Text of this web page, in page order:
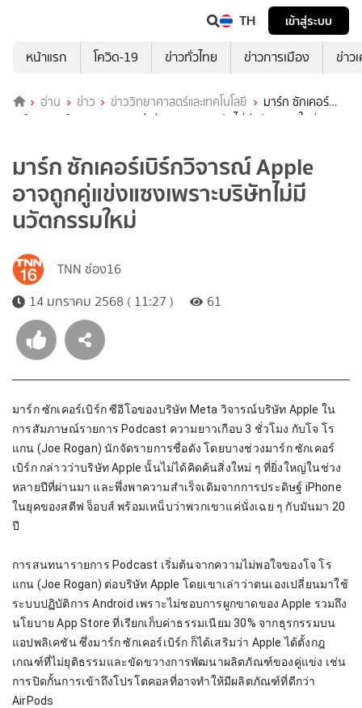
TH
เข้าสู่ระบบ
หน้าแรก
โควิด-19 ข่าวทั่วไทย ข่าวการเมือง ข่าว
อ่าน ข่าว ข่าววิทยาศาสตร์และเทคโนโลยี
มาร์ก ซักเคอร์
เบิร์กวิจารณ์ Apple อาจถูกคู่แข่งแซงเพราะบริษัทไม่มีนวัตกรรมใหม่
มาร์ก ซักเคอร์เบิร์กวิจารณ์ Apple
อาจถูกคู่แข่งแซงเพราะบริษัทไม่มี
นวัตกรรมใหม่
TNN ช่อง16
14 มกราคม 2568 ( 11:27 )
61
มาร์ก ซักเคอร์เบิร์ก ซีอีโอของบริษัท Meta วิจารณ์บริษัท Apple ใน
การสัมภาษณ์รายการ Podcast ความยาวเกือบ 3 ชั่วโมง กับโจ โร
แกน (Joe Rogan) นักจัดรายการชื่อดัง โดยบางช่วงมาร์ก ซักเคอร์
เบิร์ก กล่าวว่าบริษัท Apple นั้นไม่ได้คิดค้นสิ่งใหม่ ๆ ที่ยิ่งใหญ่ในช่วง
หลายปีที่ผ่านมา และพึ่งพาความสำเร็จเดิมจากการประดิษฐ์ iPhone
ในยุคของสตีฟ จ็อบส์ พร้อมเหน็บว่าพวกเขาแค่นั่งเฉย ๆ กับมันมา 20
ปี
การสนทนารายการ Podcast เริ่มต้นจากความไม่พอใจของโจ โร
แกน (Joe Rogan) ต่อบริษัท Apple โดยเขาเล่าว่าตนเองเปลี่ยนมาใช้
ระบบปฏิบัติการ Android เพราะไม่ชอบการผูกขาดของ Apple รวมถึง
นโยบาย App Store ที่เรียกเก็บค่าธรรมเนียม 30% จากธุรกรรมบน
แอปพลิเคชัน ซึ่งมาร์ก ซักเคอร์เบิร์ก ก็ได้เสริมว่า Apple ได้ตั้งกฎ
เกณฑ์ที่ไม่ยุติธรรมและขัดขวางการพัฒนาผลิตภัณฑ์ของคู่แข่ง เช่น
การปิดกั้นการเข้าถึงโปรโตคอลที่อาจทำให้มีผลิตภัณฑ์ที่ดีกว่า
AirPods